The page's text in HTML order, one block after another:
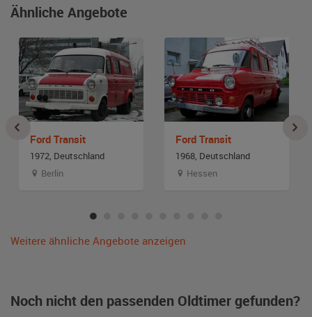
Ähnliche Angebote
Ford Transit
1972, Deutschland
Berlin
Ford Transit
1968, Deutschland
Hessen
Weitere ähnliche Angebote anzeigen
Noch nicht den passenden Oldtimer gefunden?